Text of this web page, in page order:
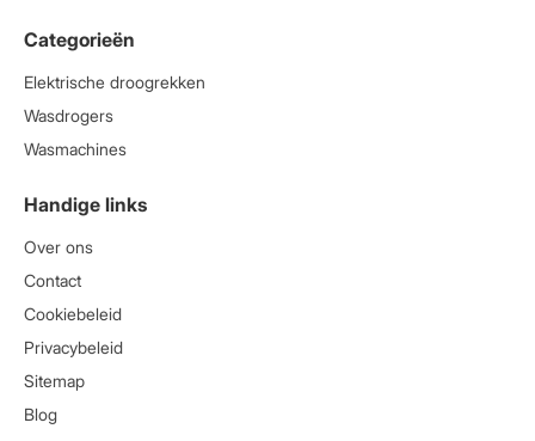
Categorieën
Elektrische droogrekken
Wasdrogers
Wasmachines
Handige links
Over ons
Contact
Cookiebeleid
Privacybeleid
Sitemap
Blog